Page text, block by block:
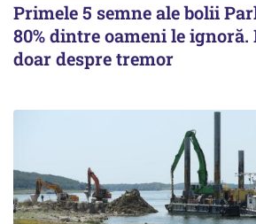
Primele 5 semne ale bolii
80% dintre oameni le ignoră.
doar despre tremor